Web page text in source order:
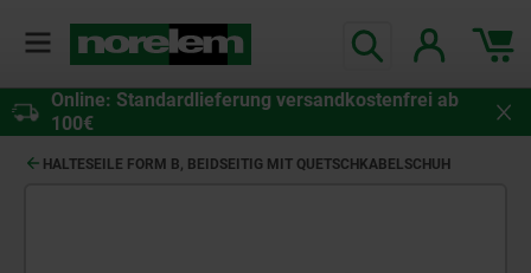
Online: Standardlieferung versandkostenfrei ab
100€
HALTESEILE FORM B, BEIDSEITIG MIT QUETSCHKABELSCHUH